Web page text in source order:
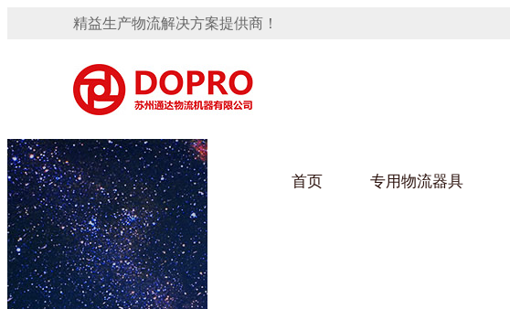
精益生产物流解决方案提供商！
首页 专用物流器具
91免费观看视频架
手推车
隐藏式马桶水箱支架
汽车行业